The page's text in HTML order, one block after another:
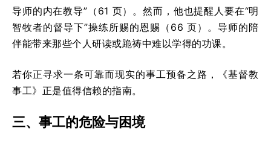
导师的内在教导”（61 页）。然而，他也提醒人要在“明
智牧者的督导下”操练所赐的恩赐（66 页）。导师的陪
伴能带来那些个人研读或跪祷中难以学得的功课。
若你正寻求一条可靠而现实的事工预备之路，《基督教
事工》正是值得信赖的指南。
三、 事工的危险与困境